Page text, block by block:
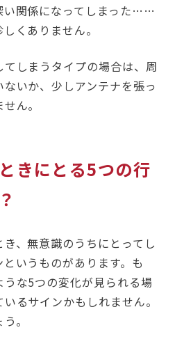
い関係になってしまった……
くありません。
しまうタイプの場合は、周
いか、少しアンテナを張っ
ん。
きにとる5つの行
、無意識のうちにとってし
いうものがあります。も
な5つの変化が見られる場
るサインかもしれません。
。